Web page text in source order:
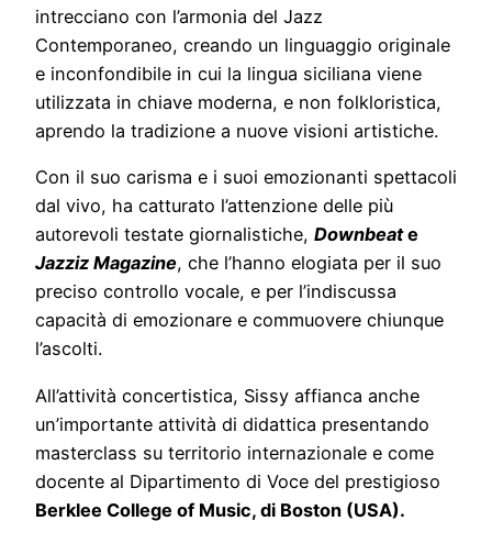
intrecciano con l’armonia del Jazz
Contemporaneo, creando un linguaggio originale
e inconfondibile in cui la lingua siciliana viene
utilizzata in chiave moderna, e non folkloristica,
aprendo la tradizione a nuove visioni artistiche.
Con il suo carisma e i suoi emozionanti spettacoli
dal vivo, ha catturato l’attenzione delle più
autorevoli testate giornalistiche, Downbeate
Jazziz Magazine, che l’hanno elogiata per il suo
preciso controllo vocale, e per l’indiscussa
capacità di emozionare e commuovere chiunque
l’ascolti.
All’attività concertistica, Sissy affianca anche
un’importante attività di didattica presentando
masterclass su territorio internazionale e come
docente al Dipartimento di Voce del prestigioso
Berklee College of Music, di Boston (USA).